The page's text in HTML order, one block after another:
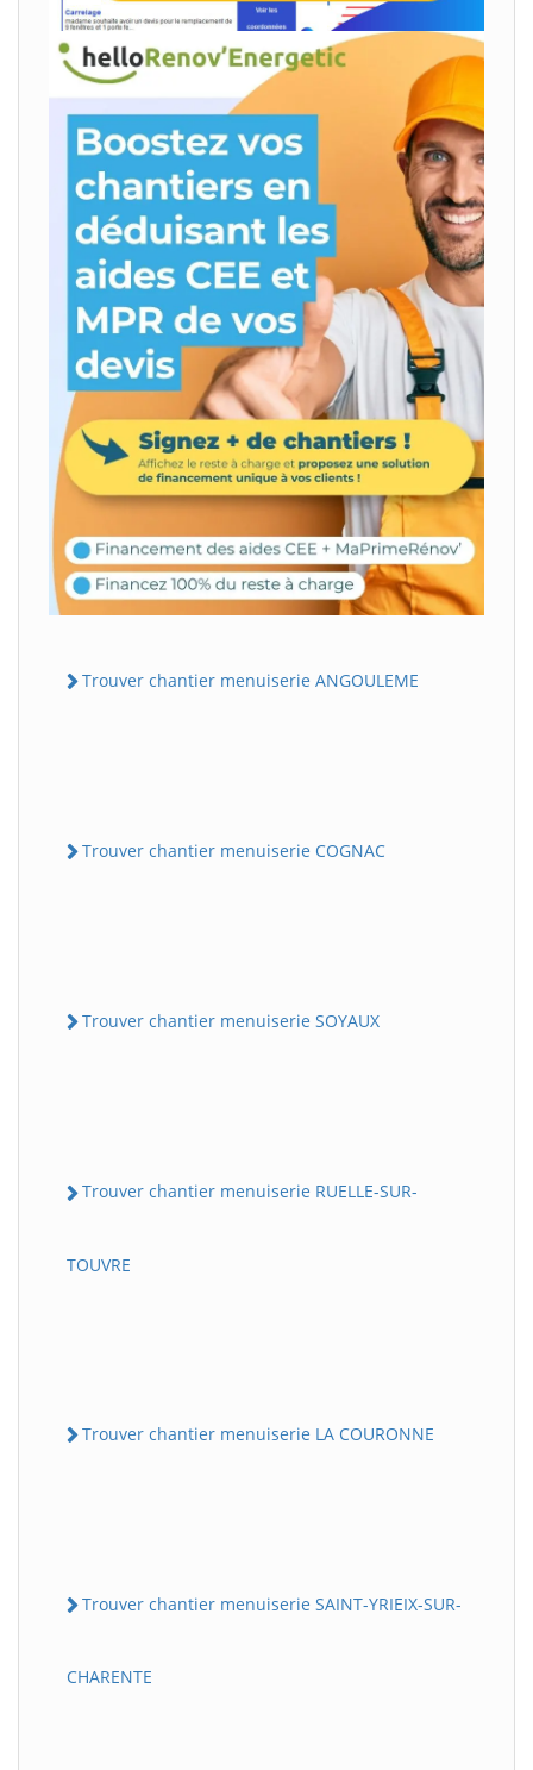
Trouver chantier menuiserie ANGOULEME
Trouver chantier menuiserie COGNAC
Trouver chantier menuiserie SOYAUX
Trouver chantier menuiserie RUELLE-SUR-
TOUVRE
Trouver chantier menuiserie LA COURONNE
Trouver chantier menuiserie SAINT-YRIEIX-SUR-
CHARENTE